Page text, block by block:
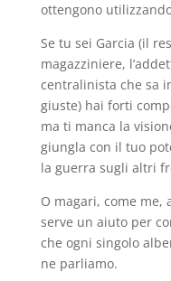
ottengono
Se tu sei Garcia (il
magazziniere,
centralinista che sa
giuste) hai forti
ma ti manca la
giungla con il tuo
la guerra sugli altri
O magari, come me,
serve un aiuto per
che ogni singolo
ne parliamo.